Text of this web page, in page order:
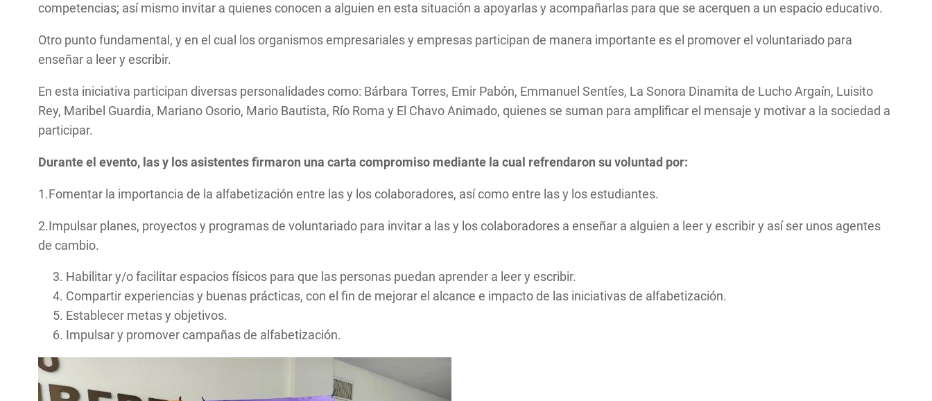
competencias; así mismo invitar a quienes conocen a alguien en esta situación a apoyarlas y acompañarlas para que se acerquen a un espacio educativo.
Otro punto fundamental, y en el cual los organismos empresariales y empresas participan de manera importante es el promover el voluntariado para
enseñar a leer y escribir.
En esta iniciativa participan diversas personalidades como: Bárbara Torres, Emir Pabón, Emmanuel Sentíes, La Sonora Dinamita de Lucho Argaín, Luisito
Rey, Maribel Guardia, Mariano Osorio, Mario Bautista, Río Roma y El Chavo Animado, quienes se suman para amplificar el mensaje y motivar a la sociedad a
participar.
Durante el evento, las y los asistentes firmaron una carta compromiso mediante la cual refrendaron su voluntad por:
1.Fomentar la importancia de la alfabetización entre las y los colaboradores, así como entre las y los estudiantes.
2.Impulsar planes, proyectos y programas de voluntariado para invitar a las y los colaboradores a enseñar a alguien a leer y escribir y así ser unos agentes
de cambio.
Habilitar y/o facilitar espacios físicos para que las personas puedan aprender a leer y escribir.
Compartir experiencias y buenas prácticas, con el fin de mejorar el alcance e impacto de las iniciativas de alfabetización.
Establecer metas y objetivos.
Impulsar y promover campañas de alfabetización.